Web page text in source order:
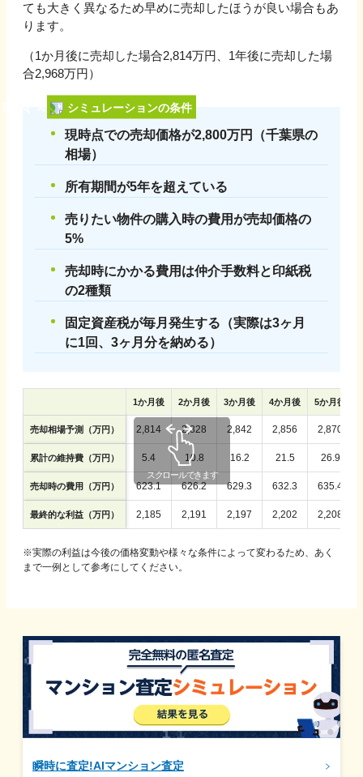
ても大きく異なるため早めに売却したほうが良い場合もあ
ります。
（1か月後に売却した場合2,814万円、1年後に売却した場
合2,968万円）
シミュレーションの条件
現時点での売却価格が2,800万円（千葉県の
相場）
所有期間が5年を超えている
売りたい物件の購入時の費用が売却価格の
5%
売却時にかかる費用は仲介手数料と印紙税
の2種類
固定資産税が毎月発生する（実際は3ヶ月
に1回、3ヶ月分を納める）
1か月後 2か月後 3か月後 4か月後 5か月後
売却相場予測（万円） 2,814 2,828 2,842 2,856 2,870
累計の維持費（万円） 5.4 10.8 16.2 21.5 26.9
売却時の費用（万円） 623.1 626.2 629.3 632.3 635.4
最終的な利益（万円） 2,185 2,191 2,197 2,202 2,208
※実際の利益は今後の価格変動や様々な条件によって変わるため、あく
まで一例として参考にしてください。
瞬時に査定!AIマンション査定